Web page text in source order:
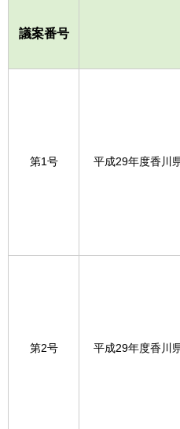
議案番号
第1号 平成29年度香川
第2号 平成29年度香川